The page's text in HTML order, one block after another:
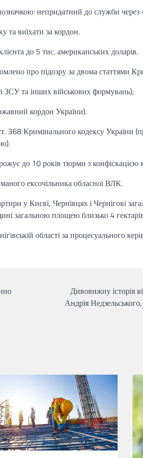
непридатний до служби через
та виїхати за кордон.
до 5 тис. американських доларів.
про підозру за двома статтями
ЗСУ та інших військових формувань);
кордон України).
368 Кримінального кодексу України
до 10 років тюрми з конфіскацією
ексочільника обласної ВЛК.
у Києві, Чернівцях і Чернігові
загальною площею близько 4
області за процесуального
Дивовижну історія
Андрія